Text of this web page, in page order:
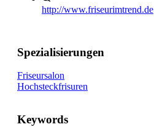
http://www.friseurimtrend.de
Spezialisierungen
Friseursalon
Hochsteckfrisuren
Keywords